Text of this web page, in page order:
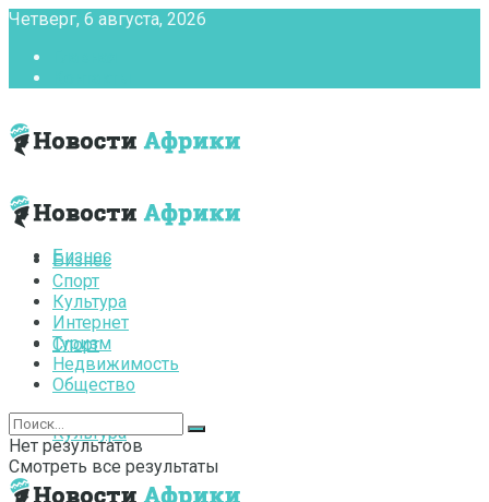
Четверг, 6 августа, 2026
Бизнес
Спорт
Культура
Бизнес
Спорт
Культура
Интернет
Туризм
Недвижимость
Общество
Нет результатов
Смотреть все результаты